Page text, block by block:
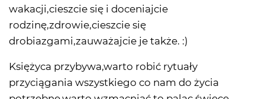
wakacji,cieszcie się i doceniajcie
rodzinę,zdrowie,cieszcie się
drobiazgami,zauważajcie je także. :)
Księżyca przybywa,warto robić rytuały
przyciągania wszystkiego co nam do życia